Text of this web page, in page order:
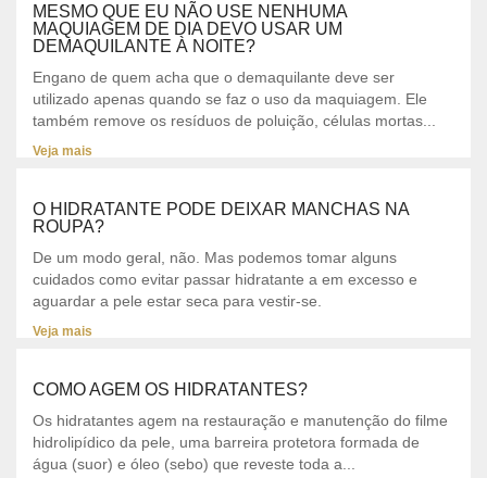
MESMO QUE EU NÃO USE NENHUMA
MAQUIAGEM DE DIA DEVO USAR UM
DEMAQUILANTE À NOITE?
Engano de quem acha que o demaquilante deve ser
utilizado apenas quando se faz o uso da maquiagem. Ele
também remove os resíduos de poluição, células mortas...
Veja mais
O HIDRATANTE PODE DEIXAR MANCHAS NA
ROUPA?
De um modo geral, não. Mas podemos tomar alguns
cuidados como evitar passar hidratante a em excesso e
aguardar a pele estar seca para vestir-se.
Veja mais
COMO AGEM OS HIDRATANTES?
Os hidratantes agem na restauração e manutenção do filme
hidrolipídico da pele, uma barreira protetora formada de
água (suor) e óleo (sebo) que reveste toda a...